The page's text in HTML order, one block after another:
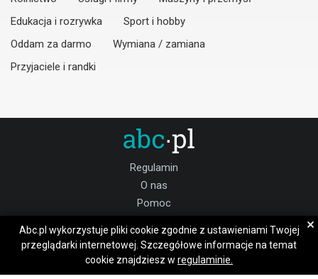
Edukacja i rozrywka
Sport i hobby
Oddam za darmo
Wymiana / zamiana
Przyjaciele i randki
Regulamin
O nas
Pomoc
Praca wielkopolskie
Dołącz do nas:
Abc.pl wykorzystuje pliki cookie zgodnie z ustawieniami Twojej
przeglądarki internetowej. Szczegółowe informacje na temat
cookie znajdziesz w regulaminie.
×